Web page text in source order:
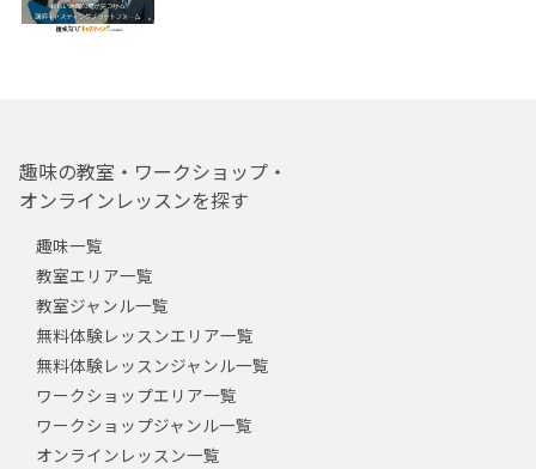
趣味の教室・ワークショップ・
オンラインレッスンを探す
趣味一覧
教室エリア一覧
教室ジャンル一覧
無料体験レッスンエリア一覧
無料体験レッスンジャンル一覧
ワークショップエリア一覧
ワークショップジャンル一覧
オンラインレッスン一覧